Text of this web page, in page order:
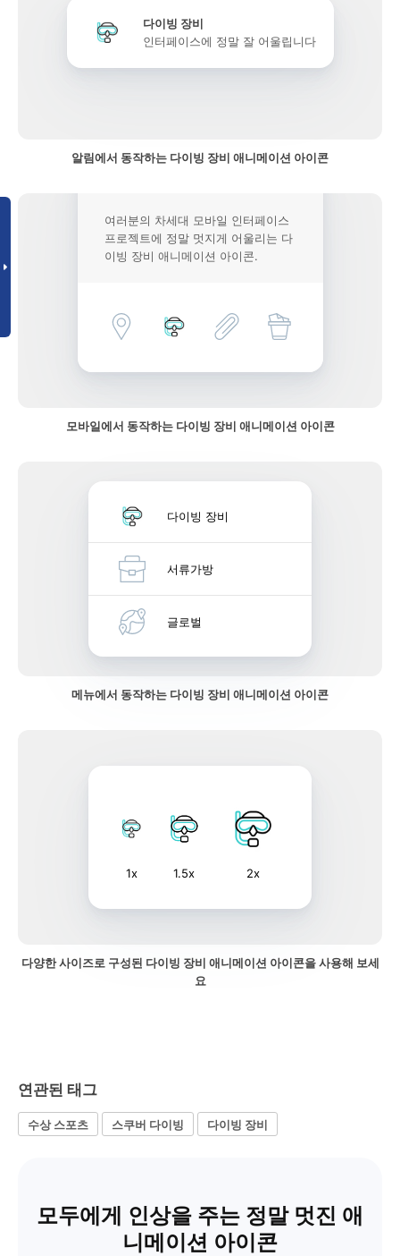
다이빙 장비
인터페이스에 정말 잘 어울립니다
알림에서 동작하는 다이빙 장비 애니메이션 아이콘
여러분의 차세대 모바일 인터페이스
프로젝트에 정말 멋지게 어울리는 다
이빙 장비 애니메이션 아이콘.
모바일에서 동작하는 다이빙 장비 애니메이션 아이콘
다이빙 장비
서류가방
글로벌
메뉴에서 동작하는 다이빙 장비 애니메이션 아이콘
1x 1.5x 2x
다양한 사이즈로 구성된 다이빙 장비 애니메이션 아이콘을 사용해 보세
요
연관된 태그
수상 스포츠 스쿠버 다이빙 다이빙 장비
모두에게 인상을 주는 정말 멋진 애
니메이션 아이콘